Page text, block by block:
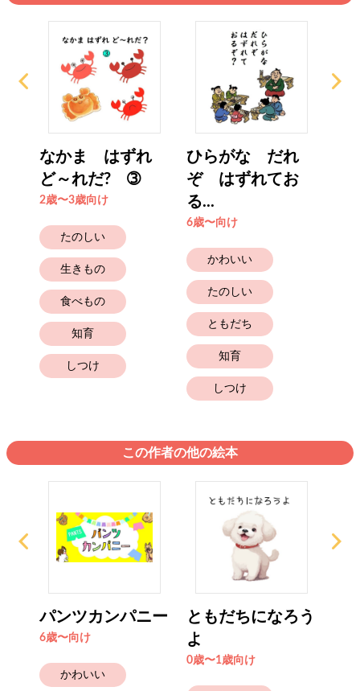
なかま はずれ
ど～れだ? ➂
2歳〜3歳向け
たのしい
生きもの
食べもの
知育
しつけ
ひらがな だれ
ぞ はずれてお
る...
6歳〜向け
かわいい
たのしい
ともだち
知育
しつけ
この作者の他の絵本
パンツカンパニー
6歳〜向け
かわいい
ともだちになろう
よ
0歳〜1歳向け